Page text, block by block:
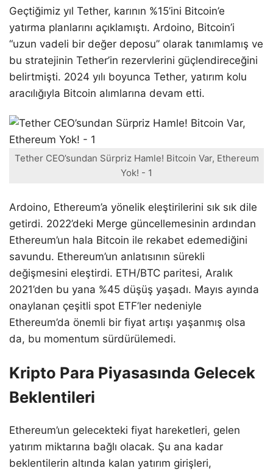
Geçtiğimiz yıl Tether, karının %15’ini Bitcoin’e
yatırma planlarını açıklamıştı. Ardoino, Bitcoin’i
“uzun vadeli bir değer deposu” olarak tanımlamış ve
bu stratejinin Tether’in rezervlerini güçlendireceğini
belirtmişti. 2024 yılı boyunca Tether, yatırım kolu
aracılığıyla Bitcoin alımlarına devam etti.
Tether CEO’sundan Sürpriz Hamle! Bitcoin Var, Ethereum
Yok! - 1
Ardoino, Ethereum’a yönelik eleştirilerini sık sık dile
getirdi. 2022’deki Merge güncellemesinin ardından
Ethereum’un hala Bitcoin ile rekabet edemediğini
savundu. Ethereum’un anlatısının sürekli
değişmesini eleştirdi. ETH/BTC paritesi, Aralık
2021’den bu yana %45 düşüş yaşadı. Mayıs ayında
onaylanan çeşitli spot ETF’ler nedeniyle
Ethereum’da önemli bir fiyat artışı yaşanmış olsa
da, bu momentum sürdürülemedi.
Kripto Para Piyasasında Gelecek
Beklentileri
Ethereum’un gelecekteki fiyat hareketleri, gelen
yatırım miktarına bağlı olacak. Şu ana kadar
beklentilerin altında kalan yatırım girişleri,